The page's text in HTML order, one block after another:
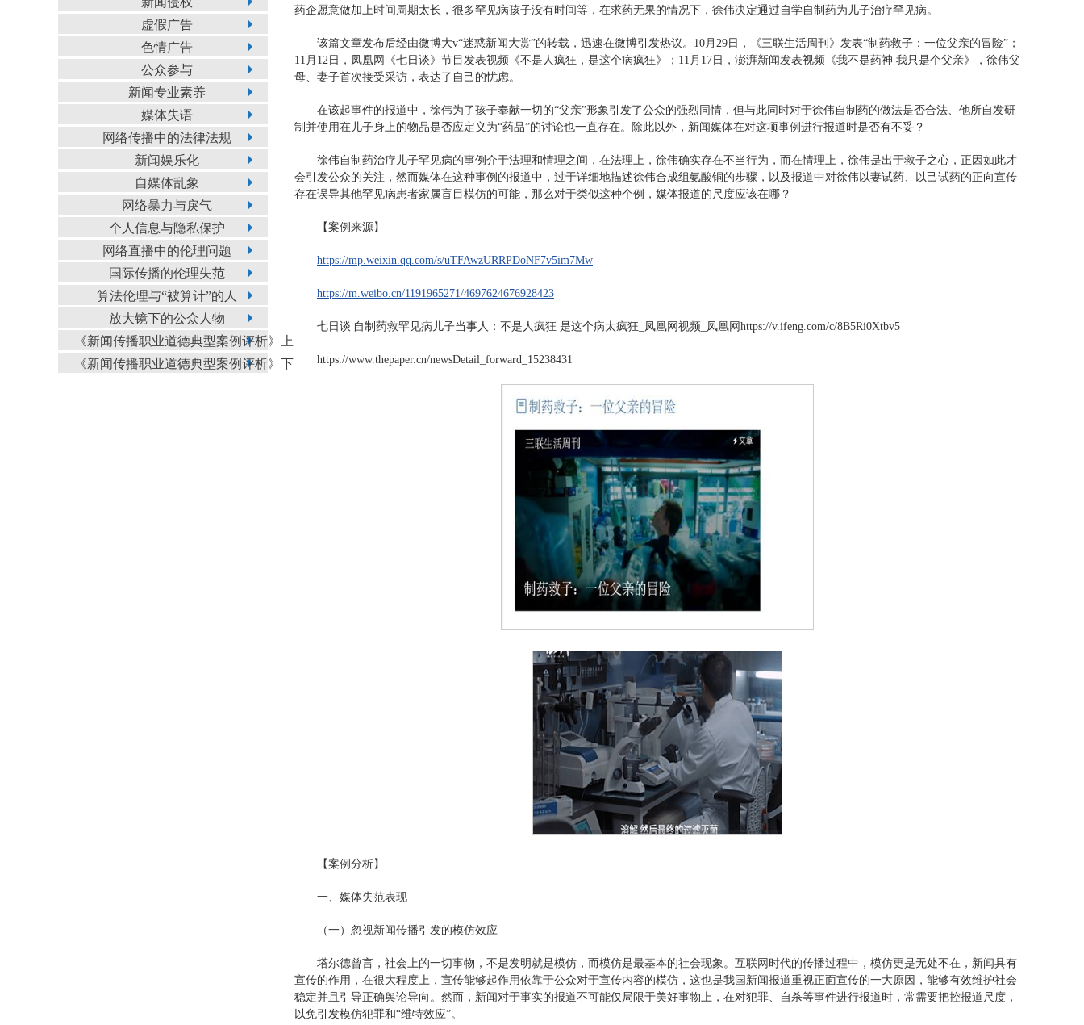
虚假广告
色情广告
公众参与
新闻专业素养
媒体失语
网络传播中的法律法规
新闻娱乐化
自媒体乱象
网络暴力与戾气
个人信息与隐私保护
网络直播中的伦理问题
国际传播的伦理失范
算法伦理与“被算计”的人
放大镜下的公众人物
《新闻传播职业道德典型案例评析》上
《新闻传播职业道德典型案例评析》下
药企愿意做加上时间周期太长，很多罕见病孩子没有时间等，在求药无果的情况下，徐伟决定通过自学自制药为儿子治疗罕见病。
该篇文章发布后经由微博大v“迷惑新闻大赏”的转载，迅速在微博引发热议。10月29日，《三联生活周刊》发表“制药救子：一位父亲的冒险”；
11月12日，凤凰网《七日谈》节目发表视频《不是人疯狂，是这个病疯狂》；11月17日，澎湃新闻发表视频《我不是药神 我只是个父亲》，徐伟父
母、妻子首次接受采访，表达了自己的忧虑。
在该起事件的报道中，徐伟为了孩子奉献一切的“父亲”形象引发了公众的强烈同情，但与此同时对于徐伟自制药的做法是否合法、他所自发研
制并使用在儿子身上的物品是否应定义为“药品”的讨论也一直存在。除此以外，新闻媒体在对这项事例进行报道时是否有不妥？
徐伟自制药治疗儿子罕见病的事例介于法理和情理之间，在法理上，徐伟确实存在不当行为，而在情理上，徐伟是出于救子之心，正因如此才
会引发公众的关注，然而媒体在这种事例的报道中，过于详细地描述徐伟合成组氨酸铜的步骤，以及报道中对徐伟以妻试药、以己试药的正向宣传
存在误导其他罕见病患者家属盲目模仿的可能，那么对于类似这种个例，媒体报道的尺度应该在哪？
【案例来源】
https://mp.weixin.qq.com/s/uTFAwzURRPDoNF7v5im7Mw
https://m.weibo.cn/1191965271/4697624676928423
七日谈|自制药救罕见病儿子当事人：不是人疯狂 是这个病太疯狂_凤凰网视频_凤凰网https://v.ifeng.com/c/8B5Ri0Xtbv5
https://www.thepaper.cn/newsDetail_forward_15238431
【案例分析】
一、媒体失范表现
（一）忽视新闻传播引发的模仿效应
塔尔德曾言，社会上的一切事物，不是发明就是模仿，而模仿是最基本的社会现象。互联网时代的传播过程中，模仿更是无处不在，新闻具有
宣传的作用，在很大程度上，宣传能够起作用依靠于公众对于宣传内容的模仿，这也是我国新闻报道重视正面宣传的一大原因，能够有效维护社会
稳定并且引导正确舆论导向。然而，新闻对于事实的报道不可能仅局限于美好事物上，在对犯罪、自杀等事件进行报道时，常需要把控报道尺度，
以免引发模仿犯罪和“维特效应”。